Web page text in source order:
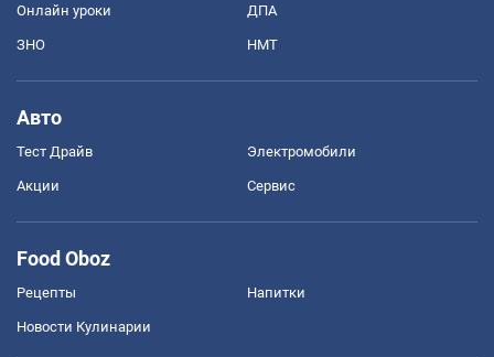
Онлайн уроки ДПА
ЗНО НМТ
Авто
Тест Драйв Электромобили
Акции Сервис
Food Oboz
Рецепты Напитки
Новости Кулинарии